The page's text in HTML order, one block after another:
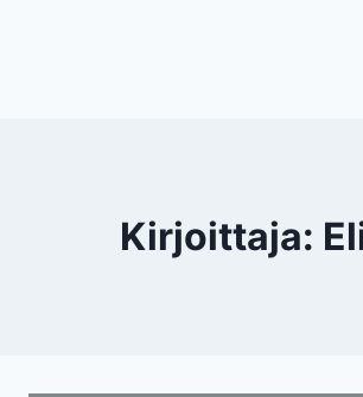
Kirjoittaja: